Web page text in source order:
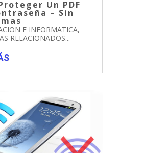
Un PDF
– Sin
E INFORMATICA,
RELACIONADOS...